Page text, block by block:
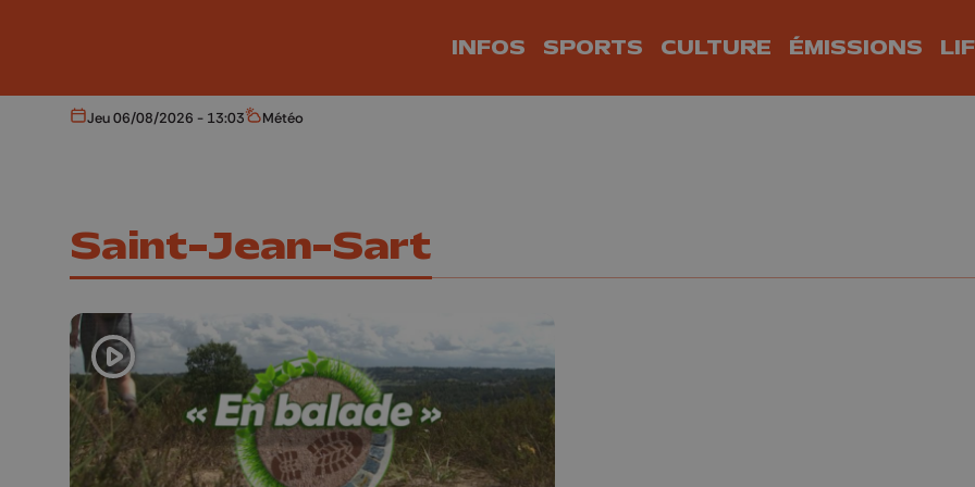
INFOS SPORTS CULTURE ÉMISSIONS
Aujourd'hui
Jeu 06/08/2026 - 13:03 Météo
Météo
Saint-Jean-Sart